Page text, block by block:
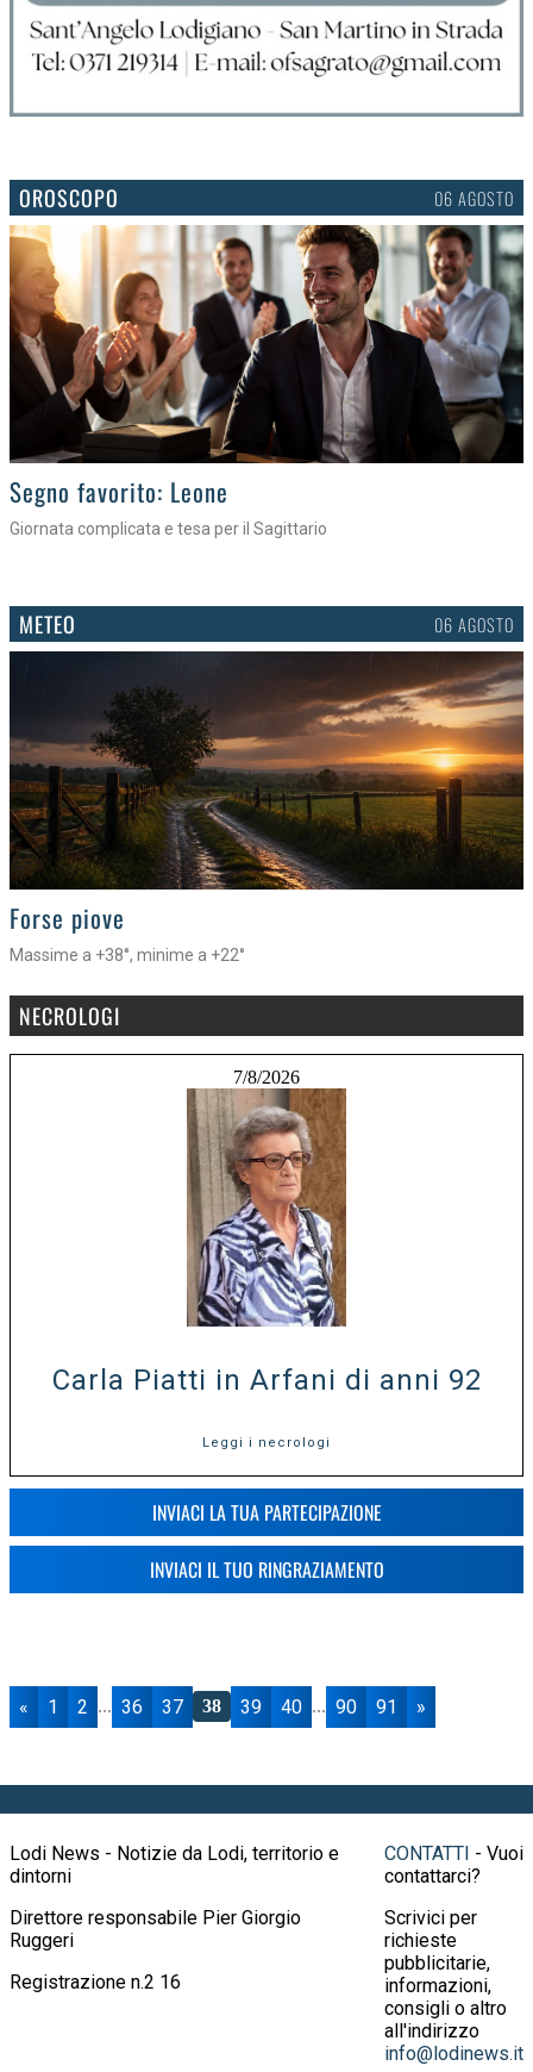
OROSCOPO 06 AGOSTO
>
Segno favorito: Leone
Giornata complicata e tesa per il Sagittario
METEO 06 AGOSTO
>
Forse piove
Massime a +38°, minime a +22°
NECROLOGI
7/8/2026
Carla Piatti in Arfani di anni 92
Leggi i necrologi
INVIACI LA TUA PARTECIPAZIONE
INVIACI IL TUO RINGRAZIAMENTO
« 1 2 ... 36 37 38 39 40 ... 90 91 »
Lodi News - Notizie da Lodi, territorio e
dintorni
Direttore responsabile Pier Giorgio
Ruggeri
Registrazione n.2 16
CONTATTI - Vuoi
contattarci?
Scrivici per
richieste
pubblicitarie,
informazioni,
consigli o altro
all'indirizzo
info@lodinews.it